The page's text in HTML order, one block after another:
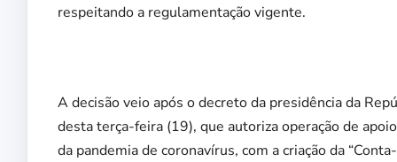
respeitando a regulamentação vigente.
A decisão veio após o decreto da presidência da
desta terça-feira (19), que autoriza operação de
da pandemia de coronavírus, com a criação da